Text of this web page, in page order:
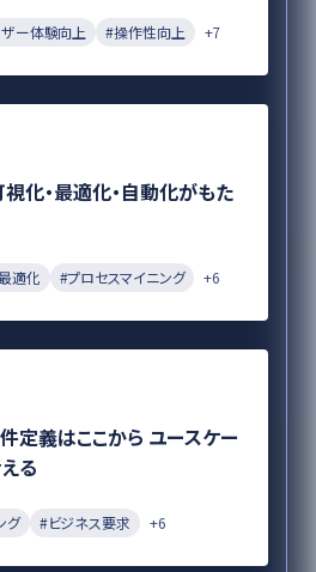
ー体験向上 #操作性向上 +7
化・最適化・自動化がもた
適化 #プロセスマイニング +6
定義はここから ユースケー
る
グ #ビジネス要求 +6